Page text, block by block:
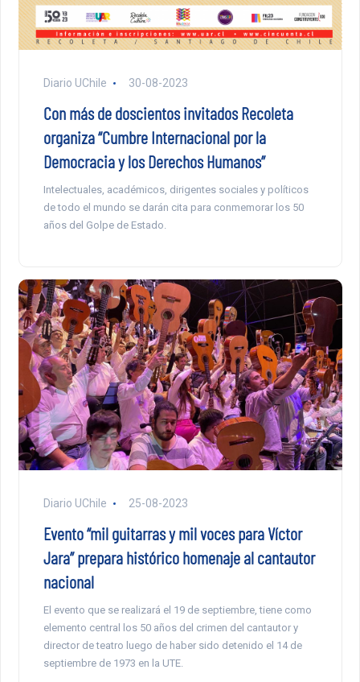
Diario UChile 30-08-2023
Con más de doscientos invitados Recoleta
organiza “Cumbre Internacional por la
Democracia y los Derechos Humanos”
Intelectuales, académicos, dirigentes sociales y políticos
de todo el mundo se darán cita para conmemorar los 50
años del Golpe de Estado.
Diario UChile 25-08-2023
Evento “mil guitarras y mil voces para Víctor
Jara” prepara histórico homenaje al cantautor
nacional
El evento que se realizará el 19 de septiembre, tiene como
elemento central los 50 años del crimen del cantautor y
director de teatro luego de haber sido detenido el 14 de
septiembre de 1973 en la UTE.